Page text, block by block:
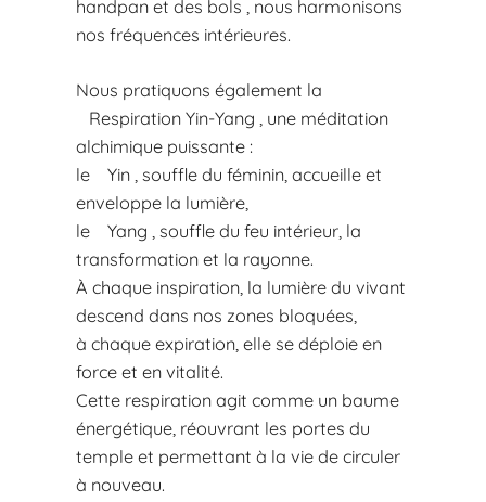
handpan et des bols , nous harmonisons
nos fréquences intérieures.
Nous pratiquons également la
Respiration Yin-Yang , une méditation
alchimique puissante :
le Yin , souffle du féminin, accueille et
enveloppe la lumière,
le Yang , souffle du feu intérieur, la
transformation et la rayonne.
À chaque inspiration, la lumière du vivant
descend dans nos zones bloquées,
à chaque expiration, elle se déploie en
force et en vitalité.
Cette respiration agit comme un baume
énergétique, réouvrant les portes du
temple et permettant à la vie de circuler
à nouveau.